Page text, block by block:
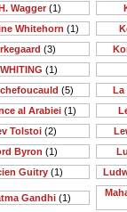
Wagger(1)
Whitehorn (1)
(3)
(1)
(5)
La
al Arabiei (1)
Tolstoi(2)
Byron (1)
Guitry(1)
Gandhi(1)